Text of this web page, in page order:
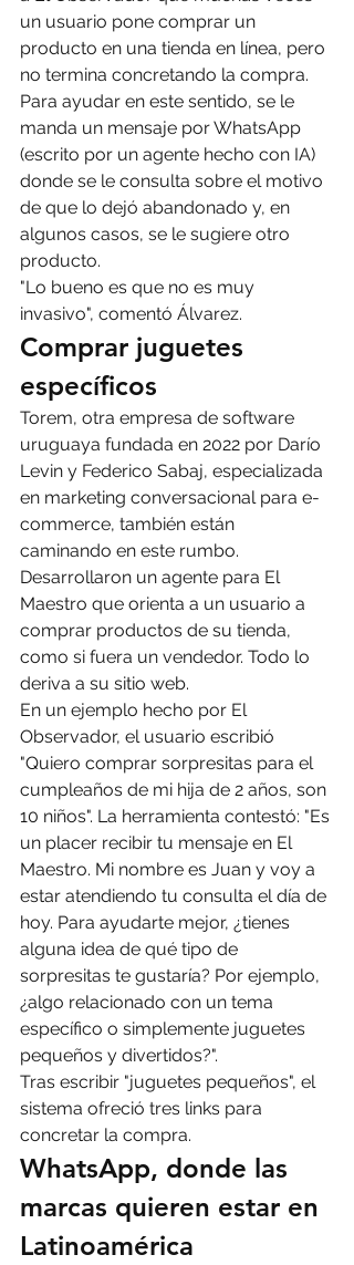
un usuario pone comprar un
producto en una tienda en línea, pero
no termina concretando la compra.
Para ayudar en este sentido, se le
manda un mensaje por WhatsApp
(escrito por un agente hecho con IA)
donde se le consulta sobre el motivo
de que lo dejó abandonado y, en
algunos casos, se le sugiere otro
producto.
"Lo bueno es que no es muy
invasivo", comentó Álvarez.
Comprar juguetes
específicos
Torem, otra empresa de software
uruguaya fundada en 2022 por Darío
Levin y Federico Sabaj, especializada
en marketing conversacional para e-
commerce, también están
caminando en este rumbo.
Desarrollaron un agente para El
Maestro que orienta a un usuario a
comprar productos de su tienda,
como si fuera un vendedor. Todo lo
deriva a su sitio web.
En un ejemplo hecho por El
Observador, el usuario escribió
"Quiero comprar sorpresitas para el
cumpleaños de mi hija de 2 años, son
10 niños". La herramienta contestó: "Es
un placer recibir tu mensaje en El
Maestro. Mi nombre es Juan y voy a
estar atendiendo tu consulta el día de
hoy. Para ayudarte mejor, ¿tienes
alguna idea de qué tipo de
sorpresitas te gustaría? Por ejemplo,
¿algo relacionado con un tema
específico o simplemente juguetes
pequeños y divertidos?".
Tras escribir "juguetes pequeños", el
sistema ofreció tres links para
concretar la compra.
WhatsApp, donde las
marcas quieren estar en
Latinoamérica